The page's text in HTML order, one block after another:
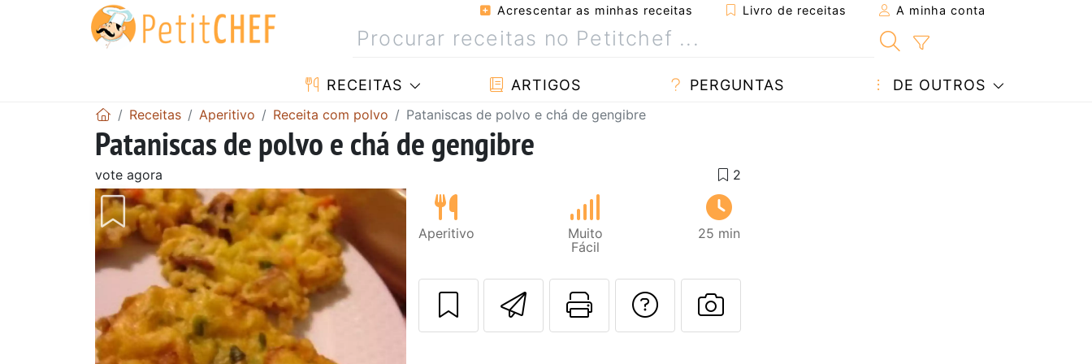
Acrescentar as minhas receitas Livro de receitas A minha conta
RECEITAS ARTIGOS PERGUNTAS DE OUTROS
Receitas Aperitivo Receita com polvo Pataniscas de polvo e chá de gengibre
Pataniscas de polvo e chá de gengibre
vote agora
Aperitivo
Muito
Fácil
25 min
Enviar esta receita a um amigo
Imprima esta página
Falar com o autor da receita
Fez esta receita? Compartilhe